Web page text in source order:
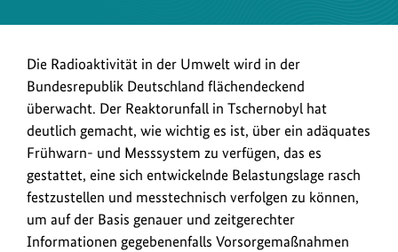
Die Radioaktivität in der Umwelt wird in der
Bundesrepublik Deutschland flächendeckend
überwacht. Der Reaktorunfall in Tschernobyl hat
deutlich gemacht, wie wichtig es ist, über ein adäquates
Frühwarn- und Messsystem zu verfügen, das es
gestattet, eine sich entwickelnde Belastungslage rasch
festzustellen und messtechnisch verfolgen zu können,
um auf der Basis genauer und zeitgerechter
Informationen gegebenenfalls Vorsorgemaßnahmen